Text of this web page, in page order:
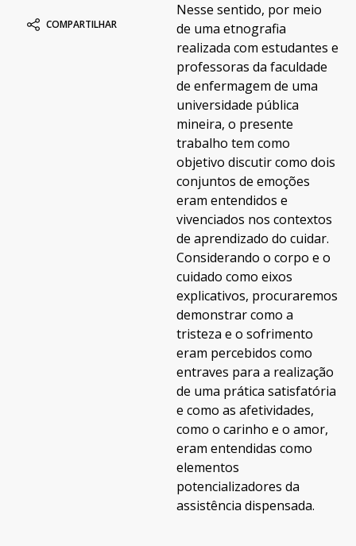
COMPARTILHAR
Nesse sentido, por meio
de uma etnografia
realizada com estudantes e
professoras da faculdade
de enfermagem de uma
universidade pública
mineira, o presente
trabalho tem como
objetivo discutir como dois
conjuntos de emoções
eram entendidos e
vivenciados nos contextos
de aprendizado do cuidar.
Considerando o corpo e o
cuidado como eixos
explicativos, procuraremos
demonstrar como a
tristeza e o sofrimento
eram percebidos como
entraves para a realização
de uma prática satisfatória
e como as afetividades,
como o carinho e o amor,
eram entendidas como
elementos
potencializadores da
assistência dispensada.